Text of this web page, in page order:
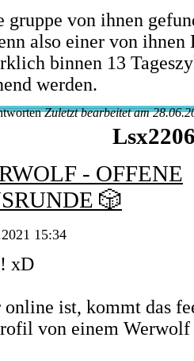
gruppe von ihnen
also einer von ihnen
binnen 13
werden.
Zuletzt bearbeitet am
- OFFENE
🎲
15:34
xD
online ist, kommt das
von einem Werwolf